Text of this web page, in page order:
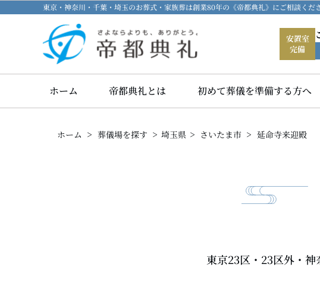
東京・神奈川・千葉・埼玉のお葬式・家族葬は創業80年の《帝都典礼》にご相談くだ
安置室
完備
ホーム 帝都典礼とは 初めて葬儀を準備する方へ
ホーム > 葬儀場を探す > 埼玉県 > さいたま市 > 延命寺来迎殿
東京23区・23区外・